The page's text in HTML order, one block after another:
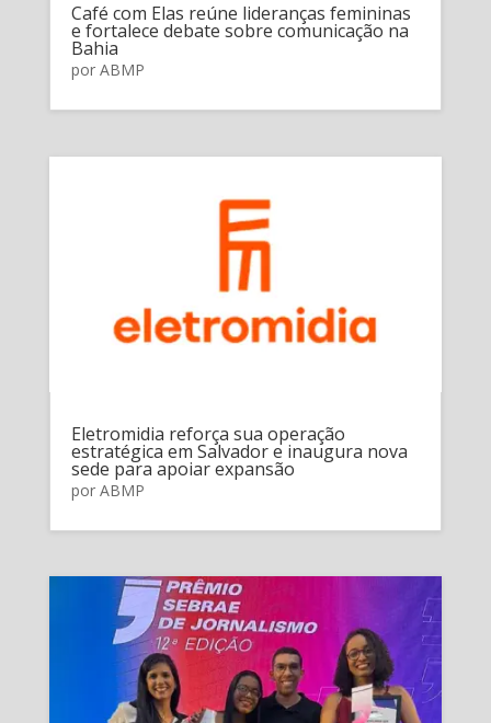
Café com Elas reúne lideranças femininas
e fortalece debate sobre comunicação na
Bahia
por ABMP
Eletromidia reforça sua operação
estratégica em Salvador e inaugura nova
sede para apoiar expansão
por ABMP